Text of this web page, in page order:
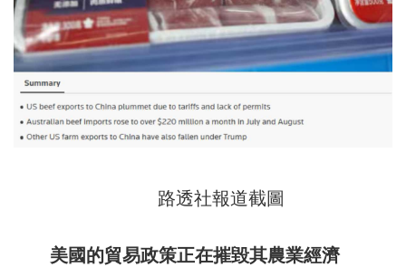
路透社報道截圖
美國的貿易政策正在摧毀其農業經濟